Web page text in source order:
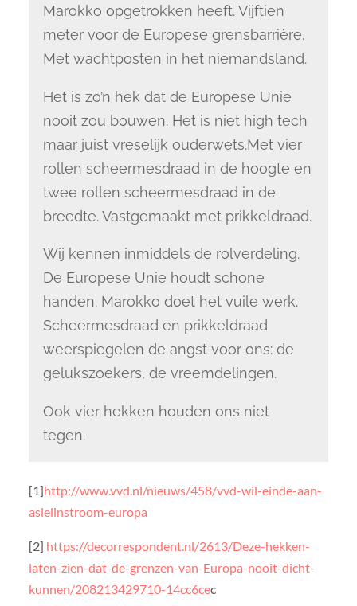
Marokko opgetrokken heeft. Vijftien
meter voor de Europese grensbarrière.
Met wachtposten in het niemandsland.
Het is zo’n hek dat de Europese Unie
nooit zou bouwen. Het is niet high tech
maar juist vreselijk ouderwets.Met vier
rollen scheermesdraad in de hoogte en
twee rollen scheermesdraad in de
breedte. Vastgemaakt met prikkeldraad.
Wij kennen inmiddels de rolverdeling.
De Europese Unie houdt schone
handen. Marokko doet het vuile werk.
Scheermesdraad en prikkeldraad
weerspiegelen de angst voor ons: de
gelukszoekers, de vreemdelingen.
Ook vier hekken houden ons niet
tegen.
[1]http://www.vvd.nl/nieuws/458/vvd-wil-einde-aan-
asielinstroom-europa
[2] https://decorrespondent.nl/2613/Deze-hekken-
laten-zien-dat-de-grenzen-van-Europa-nooit-dicht-
kunnen/208213429710-14cc6cec